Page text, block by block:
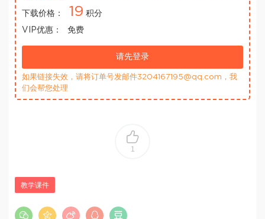
下载价格： 19 积分
VIP优惠：
免费
请先登录
如果链接失效，请将订单号发邮件3204167195@qq.com，我
们会帮您处理
1
教学课件